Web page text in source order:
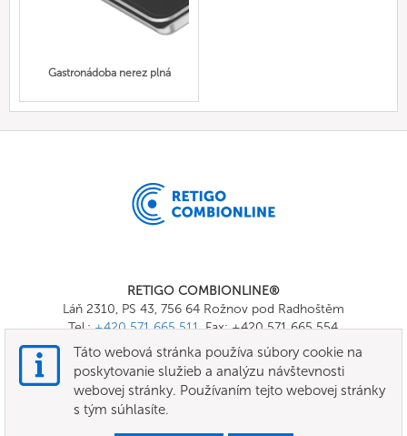
Gastronádoba nerez plná
RETIGO COMBIONLINE®
Láň 2310, PS 43, 756 64 Rožnov pod Radhoštěm
Tel.:+420 571 665 511, Fax: +420 571 665 554
E-mail:
info@combionline.com
OnlineMenu
Táto webová stránka používa súbory cookie na
poskytovanie služieb a analýzu návštevnosti
webovej stránky. Používaním tejto webovej stránky
s tým súhlasíte.